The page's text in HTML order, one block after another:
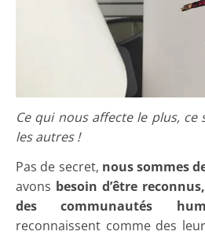
Ce qui nous affecte le plus, ce
les autres !
Pas de secret, nous sommes
avons besoin d’être
des communautés
reconnaissent comme des